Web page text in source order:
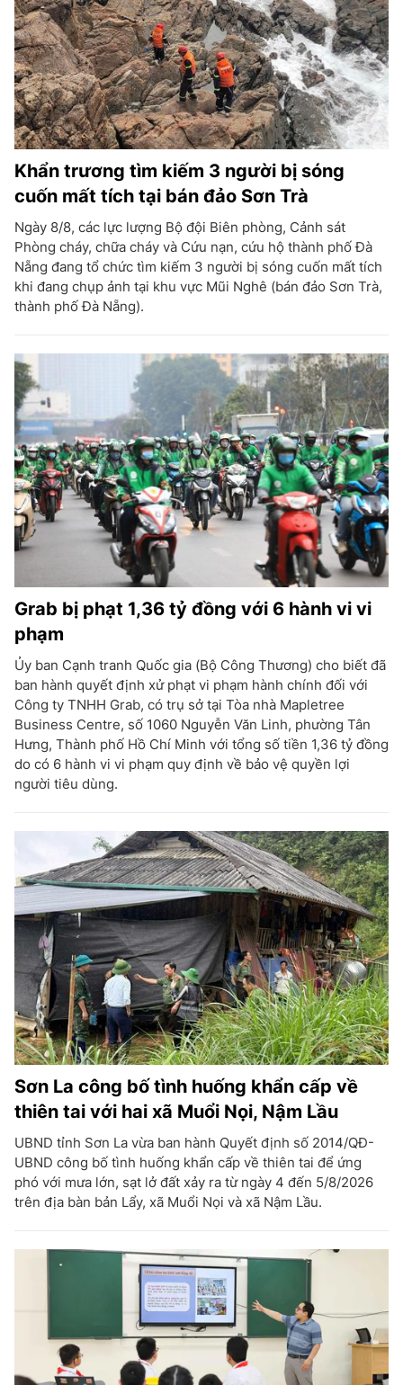
Khẩn trương tìm kiếm 3 người bị sóng
cuốn mất tích tại bán đảo Sơn Trà
Ngày 8/8, các lực lượng Bộ đội Biên phòng, Cảnh sát
Phòng cháy, chữa cháy và Cứu nạn, cứu hộ thành phố Đà
Nẵng đang tổ chức tìm kiếm 3 người bị sóng cuốn mất tích
khi đang chụp ảnh tại khu vực Mũi Nghê (bán đảo Sơn Trà,
thành phố Đà Nẵng).
Grab bị phạt 1,36 tỷ đồng với 6 hành vi vi
phạm
Ủy ban Cạnh tranh Quốc gia (Bộ Công Thương) cho biết đã
ban hành quyết định xử phạt vi phạm hành chính đối với
Công ty TNHH Grab, có trụ sở tại Tòa nhà Mapletree
Business Centre, số 1060 Nguyễn Văn Linh, phường Tân
Hưng, Thành phố Hồ Chí Minh với tổng số tiền 1,36 tỷ đồng
do có 6 hành vi vi phạm quy định về bảo vệ quyền lợi
người tiêu dùng.
Sơn La công bố tình huống khẩn cấp về
thiên tai với hai xã Muổi Nọi, Nậm Lầu
UBND tỉnh Sơn La vừa ban hành Quyết định số 2014/QĐ-
UBND công bố tình huống khẩn cấp về thiên tai để ứng
phó với mưa lớn, sạt lở đất xảy ra từ ngày 4 đến 5/8/2026
trên địa bàn bản Lẩy, xã Muổi Nọi và xã Nậm Lầu.